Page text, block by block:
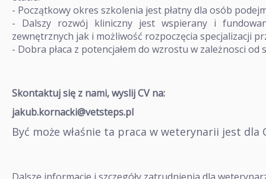
- Początkowy okres szkolenia jest płatny dla osób
- Dalszy rozwój kliniczny jest wspierany i
zewnętrznych jak i możliwość rozpoczęcia specjalizacji
- Dobra płaca z potencjałem do wzrostu w zależnosci od
Skontaktuj się z nami, wyslij CV na:
jakub.kornacki@vetsteps.pl
Być może właśnie ta praca w weterynarii jest dla